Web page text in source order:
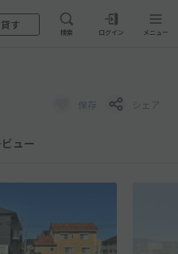
す
検索 ログイン メニュー
保存 シェア
ビュー